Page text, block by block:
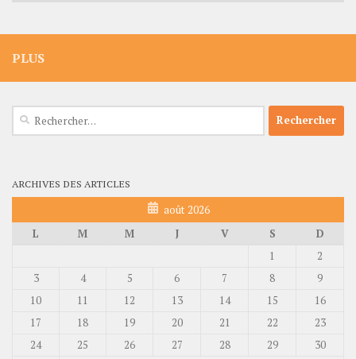
PLUS
Rechercher :
ARCHIVES DES ARTICLES
août 2026
L
M M J V S
D
1
2
3
4 5 6 7 8
9
10
11 12 13 14 15
16
17
18 19 20 21 22
23
24
25 26 27 28 29
30